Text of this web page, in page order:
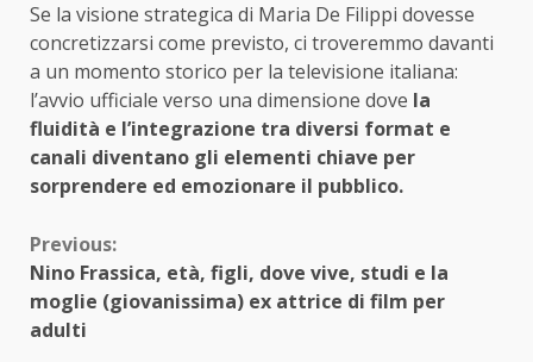
Se la visione strategica di Maria De Filippi dovesse
concretizzarsi come previsto, ci troveremmo davanti
a un momento storico per la televisione italiana:
l’avvio ufficiale verso una dimensione dove la
fluidità e l’integrazione tra diversi format e
canali diventano gli elementi chiave per
sorprendere ed emozionare il pubblico.
Continue
Reading
Previous:
Nino Frassica, età, figli, dove vive, studi e la
moglie (giovanissima) ex attrice di film per
adulti